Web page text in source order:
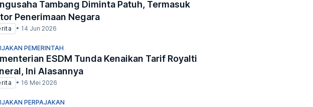
Tambang Diminta Patuh, Termasuk
Penerimaan Negara
• 14 Jun 2026
PEMERINTAH
ESDM Tunda Kenaikan Tarif Royalti
Ini Alasannya
• 16 Mei 2026
PERPAJAKAN